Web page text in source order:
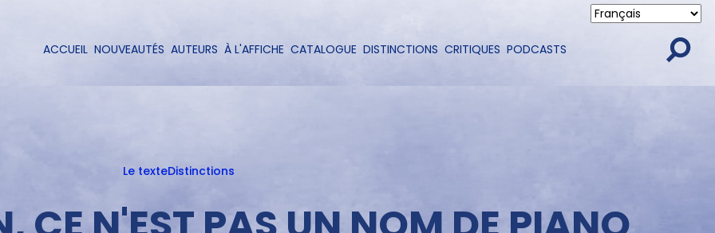
contenu
Navigation
ACCUEIL NOUVEAUTÉS AUTEURS À L'AFFICHE CATALOGUE DISTINCTIONS CRITIQUES PODCASTS
Le texteDistinctions